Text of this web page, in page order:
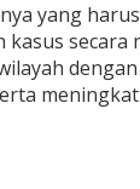
yang
secara